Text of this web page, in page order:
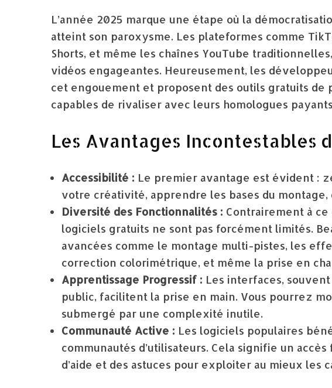
L’année 2025 marque une étape où la
atteint son paroxysme. Les plateformes comme
Shorts, et même les chaînes YouTube
vidéos engageantes. Heureusement, les
cet engouement et proposent des outils gratuits de
capables de rivaliser avec leurs homologues
Les Avantages Incontestables
Accessibilité : Le premier avantage est évident :
votre créativité, apprendre les bases du
Diversité des Fonctionnalités : Contrairement à ce
logiciels gratuits ne sont pas forcément limités.
avancées comme le montage multi-pistes, les
correction colorimétrique, et même la prise en
Apprentissage Progressif : Les interfaces,
public, facilitent la prise en main. Vous pourrez
submergé par une complexité inutile.
Communauté Active : Les logiciels populaires
communautés d’utilisateurs. Cela signifie un
d’aide et des astuces pour exploiter au mieux les